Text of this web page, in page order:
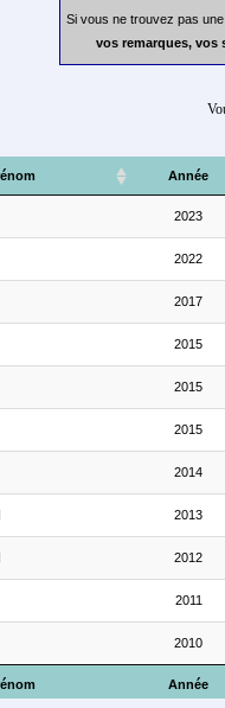
Si vous ne trouvez pas
vos remarques, vos
Année
Année
2023
2022
2017
2015
2015
2015
2014
2013
2012
2011
2010